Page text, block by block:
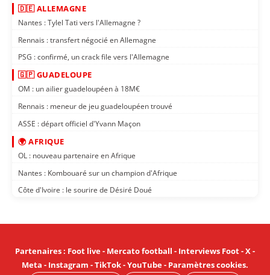
🇩🇪 ALLEMAGNE
Nantes : Tylel Tati vers l'Allemagne ?
Rennais : transfert négocié en Allemagne
PSG : confirmé, un crack file vers l'Allemagne
🇬🇵 GUADELOUPE
OM : un ailier guadeloupéen à 18M€
Rennais : meneur de jeu guadeloupéen trouvé
ASSE : départ officiel d'Yvann Maçon
🌍 AFRIQUE
OL : nouveau partenaire en Afrique
Nantes : Kombouaré sur un champion d'Afrique
Côte d'Ivoire : le sourire de Désiré Doué
Partenaires: Foot live- Mercato football - Interviews Foot-X-
Meta - Instagram -TikTok-YouTube- Paramètres cookies.